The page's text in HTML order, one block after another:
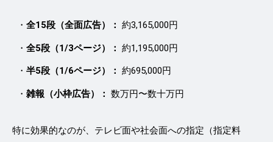
全15段（全面広告）： 約3,165,000円
全5段（1/3ページ）： 約1,195,000円
半5段（1/6ページ）： 約695,000円
雑報（小枠広告）： 数万円〜数十万円
特に効果的なのが、テレビ面や社会面への指定（指定料